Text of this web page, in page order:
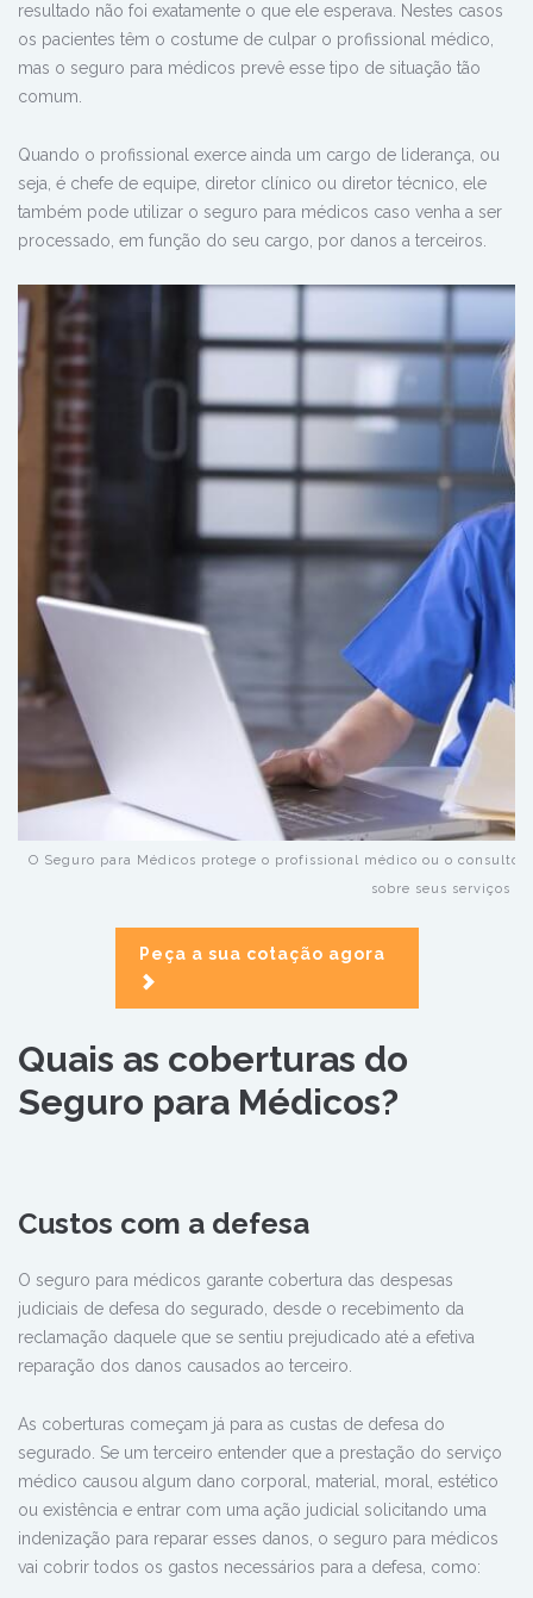
resultado não foi exatamente o que ele esperava. Nestes casos
os pacientes têm o costume de culpar o profissional médico,
mas o seguro para médicos prevê esse tipo de situação tão
comum.
Quando o profissional exerce ainda um cargo de liderança, ou
seja, é chefe de equipe, diretor clínico ou diretor técnico, ele
também pode utilizar o seguro para médicos caso venha a ser
processado, em função do seu cargo, por danos a terceiros.
O Seguro para Médicos protege o profissional médico ou o
sobre seus serviços
Peça a sua cotação agora
Quais as coberturas do
Seguro para Médicos?
Custos com a defesa
O seguro para médicos garante cobertura das despesas
judiciais de defesa do segurado, desde o recebimento da
reclamação daquele que se sentiu prejudicado até a efetiva
reparação dos danos causados ao terceiro.
As coberturas começam já para as custas de defesa do
segurado. Se um terceiro entender que a prestação do serviço
médico causou algum dano corporal, material, moral, estético
ou existência e entrar com uma ação judicial solicitando uma
indenização para reparar esses danos, o seguro para médicos
vai cobrir todos os gastos necessários para a defesa, como: